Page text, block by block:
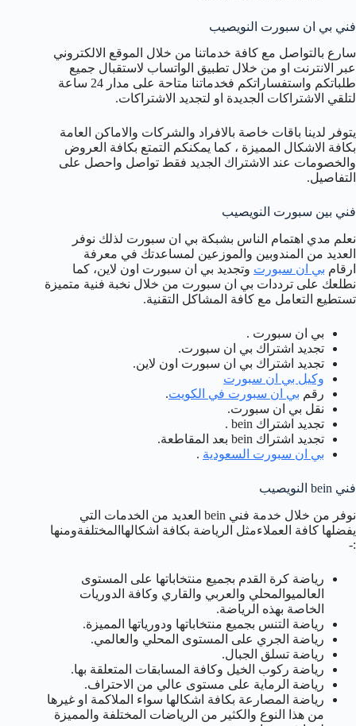
فني بي ان سبورت النويصيب
سارع بالتواصل مع كافة خدماتنا من خلال الموقع الالكتروني
عبر الانترنت او من خلال تطبيق الواتساب لاستقبال جميع
طلباتكم واستفساراتكم فخدماتنا متاحة على مدار 24 ساعة
لتلقي الاشتراكات الجديدة او لتجديد الاشتراكات.
يتوفر لدينا باقات خاصة بالافراد والشركات والاماكن العامة
بكافة الاشكال المميزة ، كما يمكنكم التمتع بكافة العروض
والخصومات عند الاشتراك الجديد فقط تواصل واحصل على
التفاصيل.
فني بين سبورت النويصيب
نعلم مدي اهتمام الناس بشبكة بي ان سبورت لذلك نوفر
العديد من المندوبين والموزعين لمساعدتك في معرفة
ارقام بي ان سبورت وتجديد بي ان سبورت اون لاين، كما
نطلعك على ترددات بي ان سبورت من خلال نخبة فنية متميزة
تستطيع التعامل مع كافة المشاكل التقنية.
بي ان سبورت .
تجديد اشتراك بي ان سبورت.
تجديد اشتراك بي ان سبورت اون لاين.
وكيل بي ان سبورت
رقم بي ان سبورت في الكويت.
نقل بي ان سبورت.
تجديد اشتراك bein .
تجديد اشتراك bein بعد المقاطعة.
بي ان سبورت السعودية .
فني bein النويصيب
نوفر من خلال خدمة فني bein العديد من الخدمات التي
يفضلها كافة العملاءمثل الرياضة بكافة اشكالهاالمختلفةومنها
:-
رياضة كرة القدم بجميع منتخاباتها على المستوى
العالميوالمحلي والعربي والقاري وكافة الدوريات
الخاصة بهذه الرياضة.
رياضة التنس بجميع منتخاباتها ودورياتها المميزة.
رياضة الجري على المستوى المحلي والعالمي.
رياضة تسلق الجبال.
رياضة ركوب الخيل وكافة المسابقات المتعلقة بها.
رياضة الرماية على مستوى عالي من الاحتراف.
رياضة المصارعة بكافة اشكالها سواء الملاكمة او غيرها
من هذا النوع والكثير من الرياضات المختلفة والمميزة